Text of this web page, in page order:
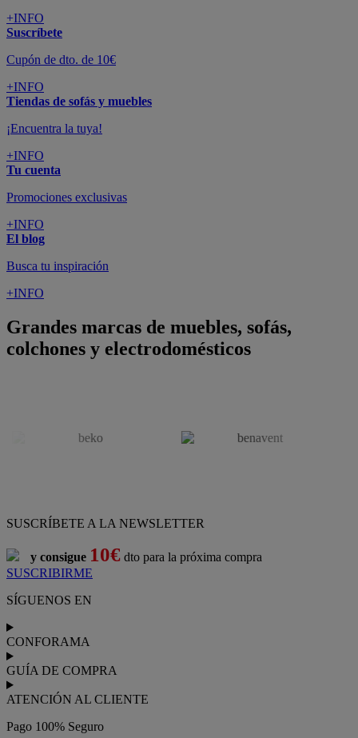
+INFO
Suscríbete
Cupón de dto. de 10€
+INFO
Tiendas de sofás y muebles
¡Encuentra la tuya!
+INFO
Tu cuenta
Promociones exclusivas
+INFO
El blog
Busca tu inspiración
+INFO
Grandes marcas de muebles, sofás,
colchones y electrodomésticos
SUSCRÍBETE A LA NEWSLETTER
y consigue 10€ dto para la próxima compra
SUSCRIBIRME
SÍGUENOS EN
CONFORAMA
GUÍA DE COMPRA
ATENCIÓN AL CLIENTE
Pago 100% Seguro